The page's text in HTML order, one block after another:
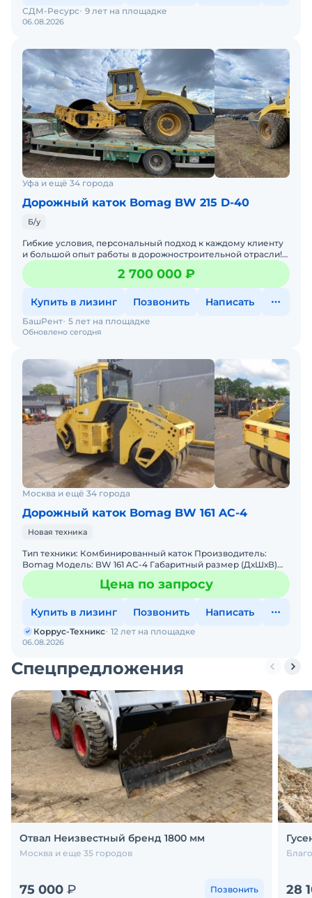
06.08.2026
СДМ-Ресурс 9 лет на площадке
Уфа и ещё 34 города
Дорожный каток Bomag BW 215 D-40
Б/у
Гибкие условия, персональный подход к каждому клиенту
и большой опыт работы в дорожностроительной отрасли!
Вся техника в собственности и эксплуатируется професс
2 700 000 ₽
Купить в лизинг Позвонить Написать
Обновлено сегодня
БашРент 5 лет на площадке
Москва и ещё 34 города
Дорожный каток Bomag BW 161 AC-4
Новая техника
Тип техники: Комбинированный каток Производитель:
Bomag Модель: BW 161 AC-4 Габаритный размер (ДхШхВ)
(мм): 4840x1836x3050 Рабочий вес (кг): 9700 Рабочая ш
Цена по запросу
Купить в лизинг Позвонить Написать
06.08.2026
Коррус-Техникс 12 лет на площадке
Спецпредложения
Отвал Неизвестный бренд 1800 мм
Москва и еще 35 городов
75 000 ₽ Позвонить 28